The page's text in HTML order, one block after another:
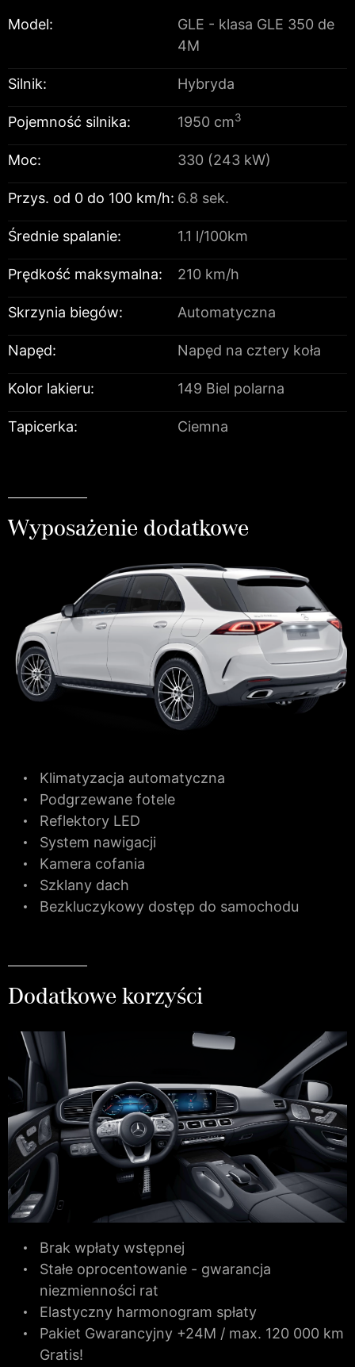
Model:
GLE - klasa GLE 350 de
4M
Silnik: Hybryda
Pojemność silnika: 1950 cm3
Moc: 330 (243 kW)
Przys. od 0 do 100 km/h: 6.8 sek.
Średnie spalanie: 1.1 l/100km
Prędkość maksymalna: 210 km/h
Skrzynia biegów: Automatyczna
Napęd: Napęd na cztery koła
Kolor lakieru: 149 Biel polarna
Tapicerka: Ciemna
Klimatyzacja automatyczna
Podgrzewane fotele
Reflektory LED
System nawigacji
Kamera cofania
Szklany dach
Bezkluczykowy dostęp do samochodu
Wyposażenie dodatkowe
Dodatkowe korzyści
Brak wpłaty wstępnej
Stałe oprocentowanie - gwarancja
niezmienności rat
Elastyczny harmonogram spłaty
Pakiet Gwarancyjny +24M / max. 120 000 km
Gratis!